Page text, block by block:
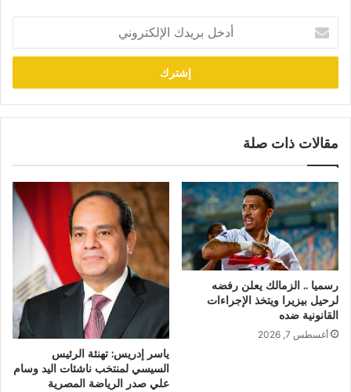
بريدك
الإلكتروني
مقالات ذات صلة
رسميا .. الزمالك يعلن رفضه
لرحيل بيزيرا ويتخذ الإجراءات
القانونية ضده
أغسطس 7, 2026
ياسر إدريس: تهنئة الرئيس
السيسي لمنتخب ناشئات اليد وسام
علي صدر الرياضة المصرية